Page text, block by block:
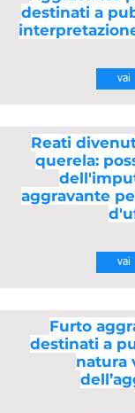
destinati a
vai
Reati
querela:
aggravante
vai
Furto
destinati a
natura